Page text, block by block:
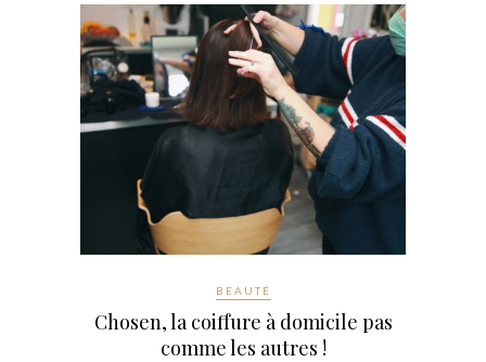
BEAUTÉ
Chosen, la coiffure à domicile pas
comme les autres !